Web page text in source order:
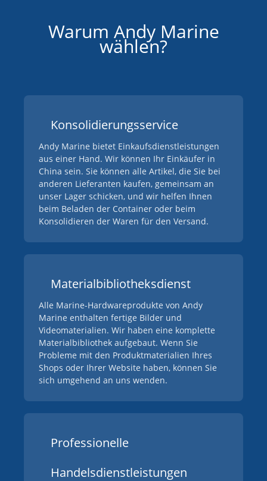
Warum Andy Marine
wählen?
Konsolidierungsservice
Andy Marine bietet Einkaufsdienstleistungen
aus einer Hand. Wir können Ihr Einkäufer in
China sein. Sie können alle Artikel, die Sie bei
anderen Lieferanten kaufen, gemeinsam an
unser Lager schicken, und wir helfen Ihnen
beim Beladen der Container oder beim
Konsolidieren der Waren für den Versand.
Materialbibliotheksdienst
Alle Marine-Hardwareprodukte von Andy
Marine enthalten fertige Bilder und
Videomaterialien. Wir haben eine komplette
Materialbibliothek aufgebaut. Wenn Sie
Probleme mit den Produktmaterialien Ihres
Shops oder Ihrer Website haben, können Sie
sich umgehend an uns wenden.
Professionelle
Handelsdienstleistungen